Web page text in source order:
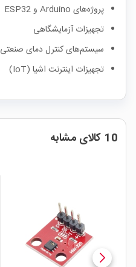
پروژه‌های Arduino و ESP32
تجهیزات آزمایشگاهی
سیستم‌های کنترل دمای صنعتی
تجهیزات اینترنت اشیا (IoT)
10 کالای مشابه